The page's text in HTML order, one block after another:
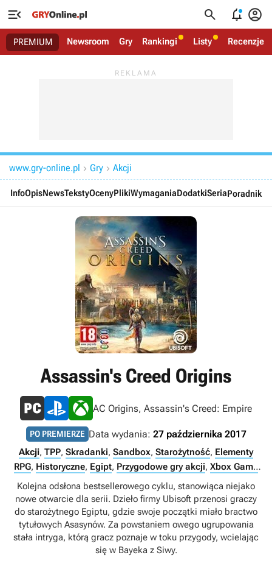
   
PREMIUM Newsroom Gry Rankingi Listy Recenzje
www.gry-online.pl  Gry  Akcji
InfoOpisNewsTekstyOcenyPlikiWymaganiaDodatkiSeriaPoradnik
Assassin's Creed Origins
AC Origins, Assassin's Creed: Empire
PO PREMIERZE Data wydania: 27 października 2017
Akcji, TPP, Skradanki, Sandbox, Starożytność, Elementy
RPG, Historyczne, Egipt, Przygodowe gry akcji, Xbox Game
Pass Ultimate
PS Plus Premium PS Plus Extra , Singleplayer
Xbox Game Pass Premium, PC Game Pass
Kolejna odsłona bestsellerowego cyklu, stanowiąca niejako
nowe otwarcie dla serii. Dzieło firmy Ubisoft przenosi graczy
do starożytnego Egiptu, gdzie swoje początki miało bractwo
tytułowych Asasynów. Za powstaniem owego ugrupowania
stała intryga, którą gracz poznaje w toku przygody, wcielając
się w Bayeka z Siwy.